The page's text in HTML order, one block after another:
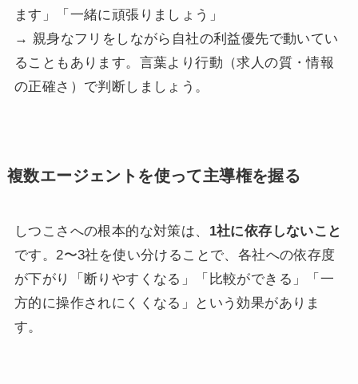
ます」「一緒に頑張りましょう」
→ 親身なフリをしながら自社の利益優先で動いてい
ることもあります。言葉より行動（求人の質・情報
の正確さ）で判断しましょう。
複数エージェントを使って主導権を握る
しつこさへの根本的な対策は、 1社に依存しないこと
です。2〜3社を使い分けることで、各社への依存度
が下がり「断りやすくなる」「比較ができる」「一
方的に操作されにくくなる」という効果がありま
す。